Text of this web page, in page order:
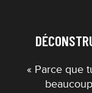
« Parce que